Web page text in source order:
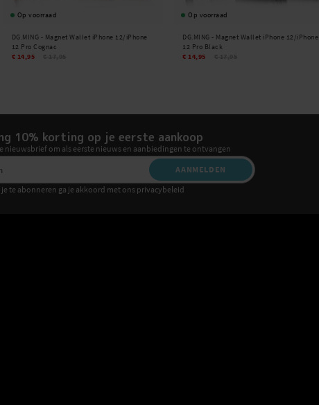
Op voorraad
DG.MING - Magnet Wallet iPhone 12/iPhone
12 Pro Cognac
€ 14,95
Op voorraad
DG.MING - Magnet Wallet iPhone 12/iPhone
12 Pro Black
€ 14,95
10% korting op je eerste aankoop
nieuwsbrief om als eerste nieuws en aanbiedingen te ontvangen
AANMELDEN
je te abonneren ga je akkoord met ons privacybeleid